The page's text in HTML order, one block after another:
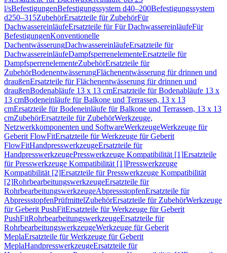
l/sBefestigungenBefestigungssystem d40–200Befestigungssystem
d250–315ZubehörErsatzteile für ZubehörFür
DachwassereinläufeErsatzteile für Für DachwassereinläufeFür
BefestigungenKonventionelle
DachentwässerungDachwassereinläufeErsatzteile für
DachwassereinläufeDampfsperrenelementeErsatzteile für
DampfsperrenelementeZubehörErsatzteile für
ZubehörBodenentwässerungFlächenentwässerung für drinnen und
draußenErsatzteile für Flächenentwässerung für drinnen und
draußenBodenabläufe 13 x 13 cmErsatzteile für Bodenabläufe 13 x
13 cmBodeneinläufe für Balkone und Terrassen, 13 x 13
cmErsatzteile für Bodeneinläufe für Balkone und Terrassen, 13 x 13
cmZubehörErsatzteile für ZubehörWerkzeuge,
Netzwerkkomponenten und SoftwareWerkzeugeWerkzeuge für
Geberit FlowFitErsatzteile für Werkzeuge für Geberit
FlowFitHandpresswerkzeugeErsatzteile für
HandpresswerkzeugePresswerkzeuge Kompatibilität [1]Ersatzteile
für Presswerkzeuge Kompatibilität [1]Presswerkzeuge
Kompatibilität [2]Ersatzteile für Presswerkzeuge Kompatibilität
[2]RohrbearbeitungswerkzeugeErsatzteile für
RohrbearbeitungswerkzeugeAbpressstopfenErsatzteile für
AbpressstopfenPrüfmittelZubehörErsatzteile für ZubehörWerkzeuge
für Geberit PushFitErsatzteile für Werkzeuge für Geberit
PushFitRohrbearbeitungswerkzeugeErsatzteile für
RohrbearbeitungswerkzeugeWerkzeuge für Geberit
MeplaErsatzteile für Werkzeuge für Geberit
MeplaHandpresswerkzeugeErsatzteile für